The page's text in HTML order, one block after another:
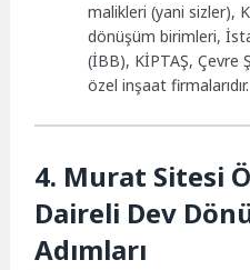
malikleri (yani sizler),
dönüşüm birimleri,
(İBB), KİPTAŞ, Çevre
özel inşaat firmalarıdır.
4. Murat Sitesi
Daireli Dev
Adımları